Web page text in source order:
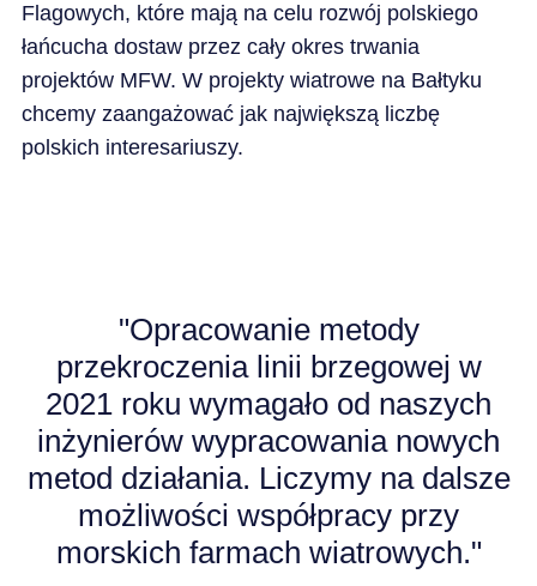
Flagowych, które mają na celu rozwój polskiego
łańcucha dostaw przez cały okres trwania
projektów MFW. W projekty wiatrowe na Bałtyku
chcemy zaangażować jak największą liczbę
polskich interesariuszy.
"Opracowanie metody
przekroczenia linii brzegowej w
2021 roku wymagało od naszych
inżynierów wypracowania nowych
metod działania. Liczymy na dalsze
możliwości współpracy przy
morskich farmach wiatrowych."